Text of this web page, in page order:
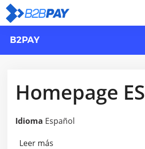
ACERCA DESOLUCIONES
EMPEZAR
B2PAY
Homepage ES
Idioma Español
Leer más